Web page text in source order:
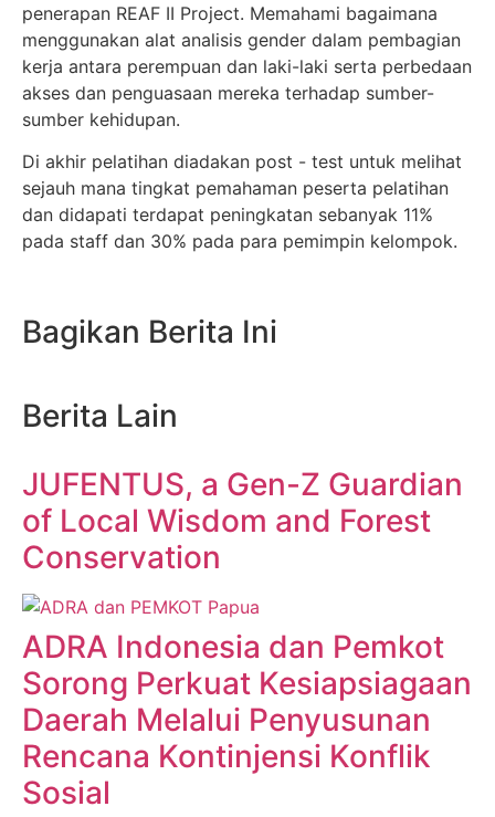
penerapan REAF II Project. Memahami bagaimana
menggunakan alat analisis gender dalam pembagian
kerja antara perempuan dan laki-laki serta perbedaan
akses dan penguasaan mereka terhadap sumber-
sumber kehidupan.
Di akhir pelatihan diadakan post - test untuk melihat
sejauh mana tingkat pemahaman peserta pelatihan
dan didapati terdapat peningkatan sebanyak 11%
pada staff dan 30% pada para pemimpin kelompok.
Bagikan Berita Ini
Berita Lain
JUFENTUS, a Gen-Z Guardian
of Local Wisdom and Forest
Conservation
ADRA Indonesia dan Pemkot
Sorong Perkuat Kesiapsiagaan
Daerah Melalui Penyusunan
Rencana Kontinjensi Konflik
Sosial